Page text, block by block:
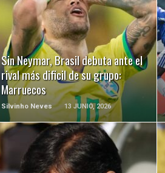
Sin Neymar, Brasil debuta ante el
rival más dificil de su grupo:
Marruecos
Silvinho Neves 13 JUNIO, 2026
LEER MÁS